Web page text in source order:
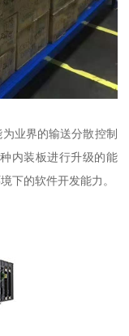
业界的输送分散控制
内装板进行升级的能
下的软件开发能力。